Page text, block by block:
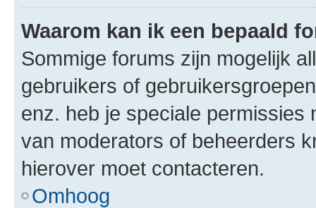
Waarom kan ik een bepaald
Sommige forums zijn mogelijk
gebruikers of
enz. heb je speciale permissies
van moderators of beheerders
hierover moet contacteren.
Omhoog